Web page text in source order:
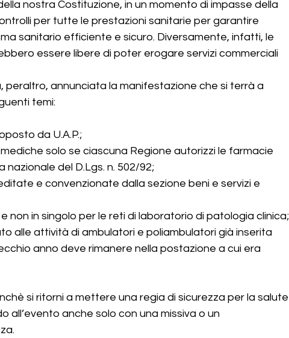
nostra Costituzione, in un momento di impasse della
per tutte le prestazioni sanitarie per garantire
sanitario efficiente e sicuro. Diversamente, infatti, le
essere libere di poter erogare servizi commerciali
peraltro, annunciata la manifestazione che si terrà a
temi:
da U.A.P.;
solo se ciascuna Regione autorizzi le farmacie
del D.Lgs. n. 502/92;
e convenzionate dalla sezione beni e servizi e
non in singolo per le reti di laboratorio di patologia clinica;
alle attività di ambulatori e poliambulatori già inserita
anno deve rimanere nella postazione a cui era
si ritorni a mettere una regia di sicurezza per la salute
all’evento anche solo con una missiva o un